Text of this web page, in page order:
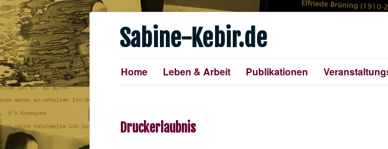
Sabine-Kebir.de
Home Leben & Arbeit Publikationen
Druckerlaubnis